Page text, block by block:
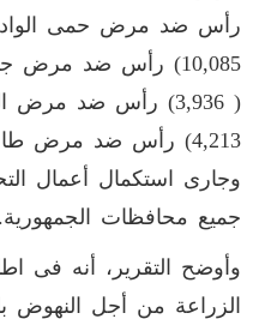
رأس ضد مرض حمى
10,085) رأس ضد مرض
( 3,936) رأس ضد
4,213) رأس ضد مرض
وجارى استكمال أعمال
جميع محافظات الجمهورية.
وأوضح التقرير، أنه فى
الزراعة من أجل النهوض